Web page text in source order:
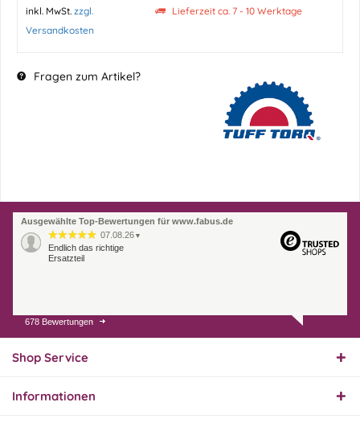
inkl. MwSt. zzgl.
Versandkosten
Lieferzeit ca. 7 - 10 Werktage
Fragen zum Artikel?
Ausgewählte Top-Bewertungen für www.fabus.de
07.08.26 ▼
Endlich das richtige
Ersatzteil
01.08.26
Innerhalb 2 Tagen Ware
678 Bewertungen
Shop Service
Informationen